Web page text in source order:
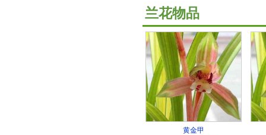
兰花物品
黄金甲